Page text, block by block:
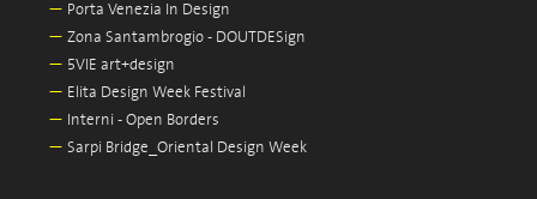
— Porta Venezia In Design
— Zona Santambrogio - DOUTDESign
— 5VIE art+design
— Elita Design Week Festival
— Interni - Open Borders
— Sarpi Bridge_Oriental Design Week